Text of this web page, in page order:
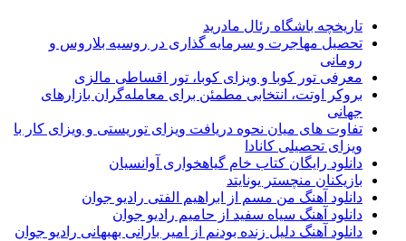
تاریخچه باشگاه رئال مادرید
تحصیل مهاجرت و سرمایه گذاری در روسیه بلاروس و
رومانی
معرفی تور کوبا و ویزای کوبا، تور اقساطی مالزی
بروکر اوتت، انتخابی مطمئن برای معامله‌گران بازارهای
جهانی
تفاوت های میان نحوه دریافت ویزای توریستی و ویزای کار با
ویزای تحصیلی کانادا
دانلود رایگان کتاب خام گیاهخواری آوانسیان
بازیکنان منچستر یونایتد
دانلود آهنگ من مسم از ابراهیم الفتی رادیو جوان
دانلود آهنگ سیاه سفید از حامیم رادیو جوان
دانلود آهنگ دلیل زنده بودنم از امیر بارانی بهبهانی رادیو جوان